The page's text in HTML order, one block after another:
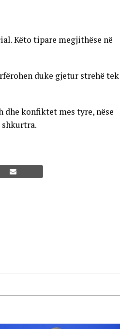
Këto tipare megjithëse në
duke gjetur strehë tek
dhe konfiktet mes tyre, nëse
shkurtra.